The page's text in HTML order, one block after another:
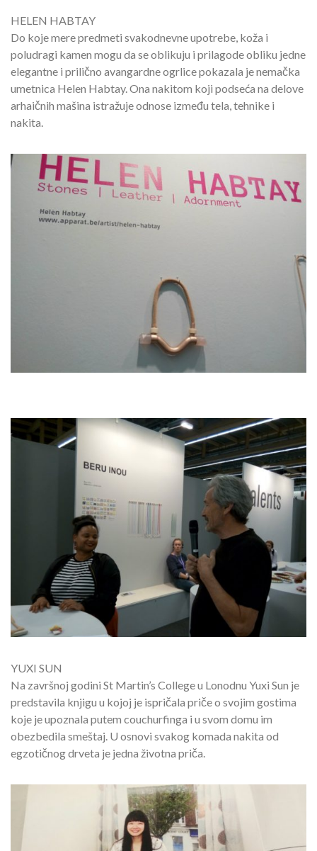
HELEN HABTAY
Do koje mere predmeti svakodnevne upotrebe, koža i
poludragi kamen mogu da se oblikuju i prilagode obliku jedne
elegantne i prilično avangardne ogrlice pokazala je nemačka
umetnica Helen Habtay. Ona nakitom koji podseća na delove
arhaičnih mašina istražuje odnose između tela, tehnike i
nakita.
YUXI SUN
Na završnoj godini St Martin’s College u Lonodnu Yuxi Sun je
predstavila knjigu u kojoj je ispričala priče o svojim gostima
koje je upoznala putem couchurfinga i u svom domu im
obezbedila smeštaj. U osnovi svakog komada nakita od
egzotičnog drveta je jedna životna priča.